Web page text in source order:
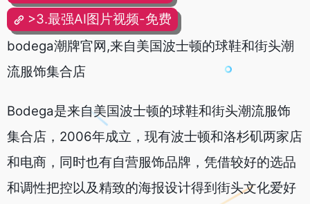
>3.最强AI图片视频-免费
bodega潮牌官网,来自美国波士顿的球鞋和街头潮
流服饰集合店
Bodega是来自美国波士顿的球鞋和街头潮流服饰
集合店，2006年成立，现有波士顿和洛杉矶两家店
和电商，同时也有自营服饰品牌，凭借较好的选品
和调性把控以及精致的海报设计得到街头文化爱好